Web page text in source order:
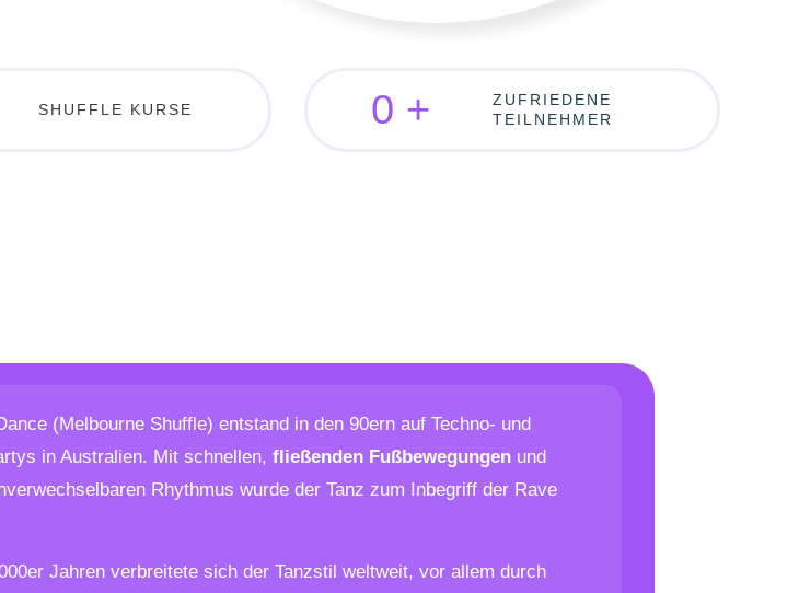
SHUFFLE KURSE 0 +
ZUFRIEDENE
TEILNEHMER
(Melbourne Shuffle) entstand in den 90ern auf Techno- und
in Australien. Mit schnellen,fließenden Fußbewegungen und
Rhythmus wurde der Tanz zum Inbegriff der Rave
Jahren verbreitete sich der Tanzstil weltweit, vor allem durch